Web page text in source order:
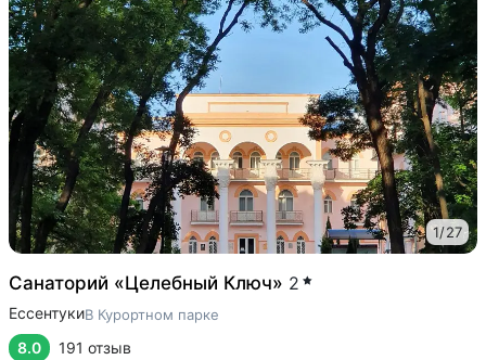
1/27
Санаторий «Целебный Ключ» 2
ЕссентукиВ Курортном парке
8.0 191 отзыв